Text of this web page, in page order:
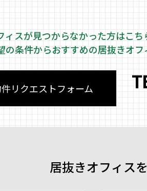
ィスが見つからなかった方はこち
の条件からおすすめの居抜きオフ
リクエストフォーム
居抜きオフィス